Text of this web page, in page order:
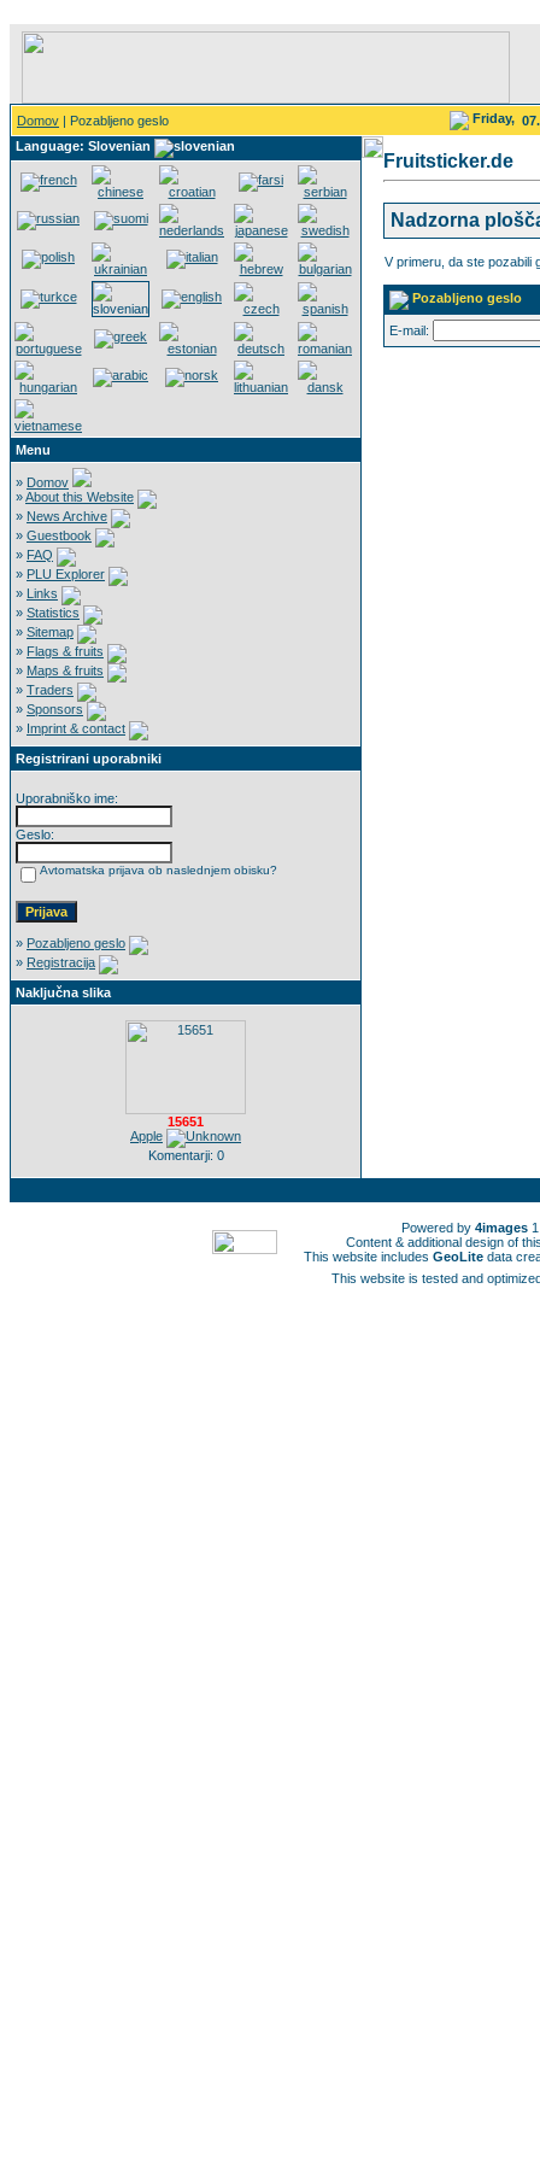
Domov | Pozabljeno geslo Friday,
Language: Slovenian
Menu
» Domov
»About this Website
» News Archive
» Guestbook
» FAQ
» PLU Explorer
» Links
» Statistics
» Sitemap
» Flags & fruits
» Maps & fruits
» Traders
» Sponsors
» Imprint & contact
Registrirani uporabniki
Uporabniško ime:
Geslo:
Avtomatska prijava ob naslednjem obisku?
» Pozabljeno geslo
» Registracija
Naključna slika
15651
Apple
Komentarji: 0
Fruitsticker.de
Nadzorna
V primeru, da ste pozabili
Pozabljeno geslo
E-mail:
Powered by 4images
Content & additional design of
This website includes GeoLite data
This website is tested and